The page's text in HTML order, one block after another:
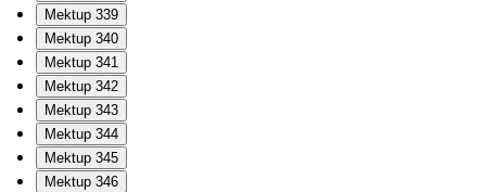
Mektup 339
Mektup 340
Mektup 341
Mektup 342
Mektup 343
Mektup 344
Mektup 345
Mektup 346